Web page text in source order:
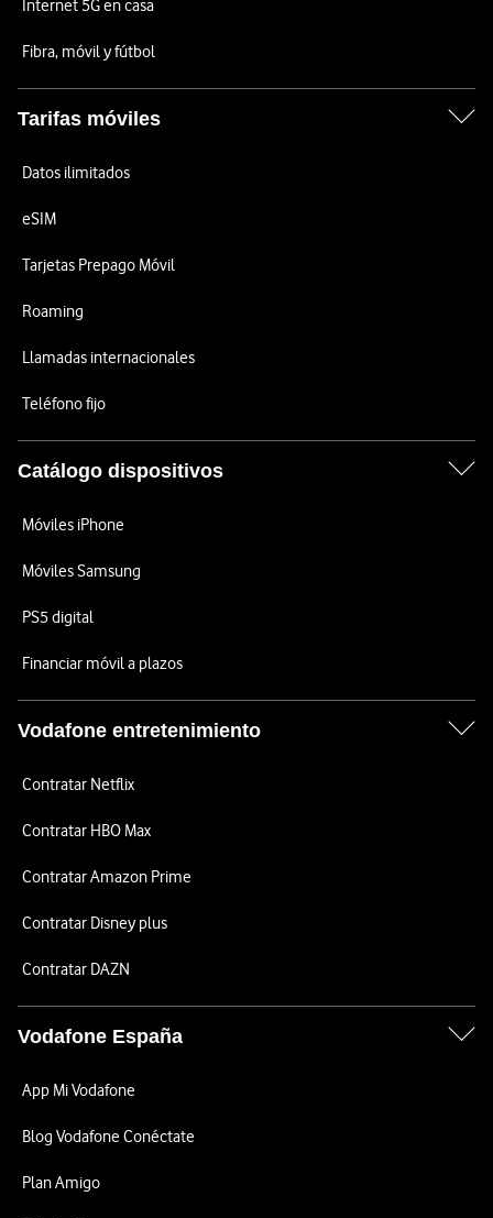
Internet 5G en casa
Fibra, móvil y fútbol
Tarifas móviles
Datos ilimitados
eSIM
Tarjetas Prepago Móvil
Roaming
Llamadas internacionales
Teléfono fijo
Catálogo dispositivos
Móviles iPhone
Móviles Samsung
PS5 digital
Financiar móvil a plazos
Vodafone entretenimiento
Contratar Netflix
Contratar HBO Max
Contratar Amazon Prime
Contratar Disney plus
Contratar DAZN
Vodafone España
App Mi Vodafone
Blog Vodafone Conéctate
Plan Amigo